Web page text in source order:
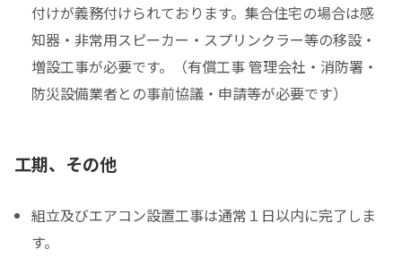
付けが義務付けられております。集合住宅の場合は感
知器・非常用スピーカー・スプリンクラー等の移設・
増設工事が必要です。（有償工事 管理会社・消防署・
防災設備業者との事前協議・申請等が必要です）
工期、その他
組立及びエアコン設置工事は通常１日以内に完了しま
す。